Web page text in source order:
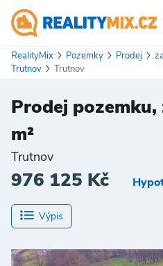
RealityMix Pozemky Prodej
Trutnov
Trutnov
Prodej pozemku,
m²
Trutnov
976 125 Kč
Výpis